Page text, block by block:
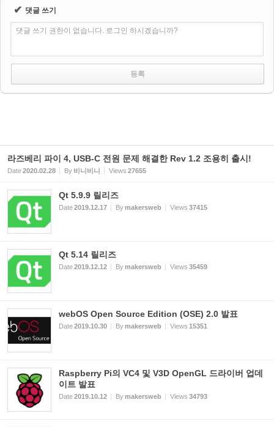
✔ 댓글 쓰기
댓글 쓰기 권한이 없습니다. 로그인 하시겠습니까?
라즈베리 파이 4, USB-C 전원 문제 해결한 Rev 1.2 조용히 출시!
Date2020.02.28 By 비니비니 Views 27655
Qt 5.9.9 릴리즈
Date2019.12.17 Bymakersweb Views 37415
Qt 5.14 릴리즈
Date2019.12.12 Bymakersweb Views 35459
webOS Open Source Edition (OSE) 2.0 발표
Date2019.10.30 Bymakersweb Views 15351
Raspberry Pi의 VC4 및 V3D OpenGL 드라이버 업데
이트 발표
Date2019.10.12 Bymakersweb Views 34793